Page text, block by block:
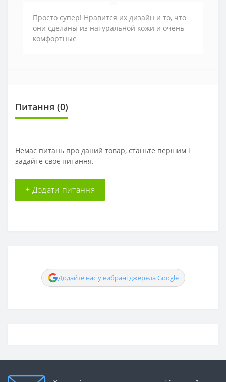
Просто супер! Нравится их дизайн и то, что
они сделаны из натуральной кожи и очень
комфортные
Питання (0)
Немає питань про даний товар, станьте першим і
задайте своє питання.
+ Додати питання
Додайте нас у вибрані джерела Google